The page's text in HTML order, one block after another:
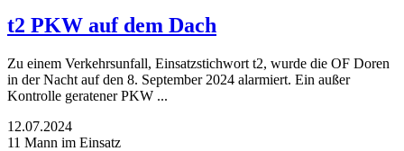
t2 PKW auf dem Dach
Zu einem Verkehrsunfall, Einsatzstichwort t2, wurde die OF Doren
in der Nacht auf den 8. September 2024 alarmiert. Ein außer
Kontrolle geratener PKW ...
12.07.2024
11 Mann im Einsatz